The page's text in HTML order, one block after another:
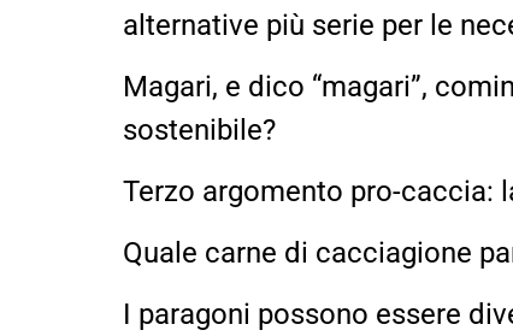
alternative più serie per le
Magari, e dico “magari”,
sostenibile?
Terzo argomento pro-caccia:
Quale carne di cacciagione
I paragoni possono essere